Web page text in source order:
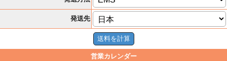
発送先
営業カレンダー